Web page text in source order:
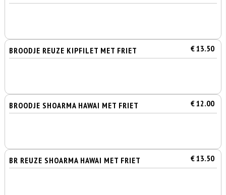
BROODJE REUZE KIPFILET MET FRIET € 13.50
BROODJE SHOARMA HAWAI MET FRIET € 12.00
BR REUZE SHOARMA HAWAI MET FRIET € 13.50